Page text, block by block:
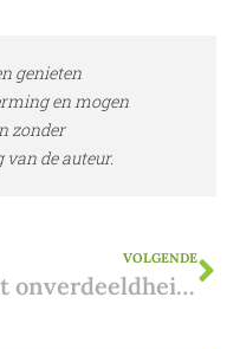
genieten
en mogen
zonder
de auteur.
VOLGENDE
Uit onverdeeldheid treden in Spanje: Fiscale voordelen van de ‘Extinción de Condominio